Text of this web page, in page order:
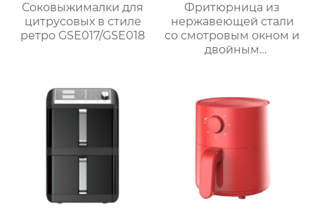
Соковыжималки для
цитрусовых в стиле
ретро GSE017/GSE018
Фритюрница из
нержавеющей стали
со смотровым окном и
двойным